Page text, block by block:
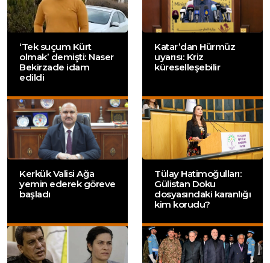
‘Tek suçum Kürt
olmak’ demişti: Naser
Bekirzade idam
edildi
Katar’dan Hürmüz
uyarısı: Kriz
küreselleşebilir
Kerkük Valisi Ağa
yemin ederek göreve
başladı
Tülay Hatimoğulları:
Gülistan Doku
dosyasındaki karanlığı
kim korudu?